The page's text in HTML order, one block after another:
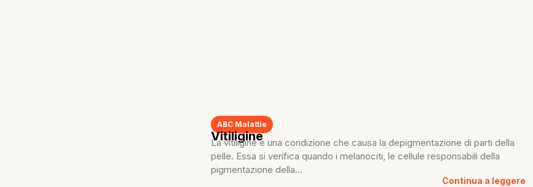
ABC Malattie
Vitiligine
La vitiligine è una condizione che causa la depigmentazione di parti della
pelle. Essa si verifica quando i melanociti, le cellule responsabili della
pigmentazione della...
Continua a leggere